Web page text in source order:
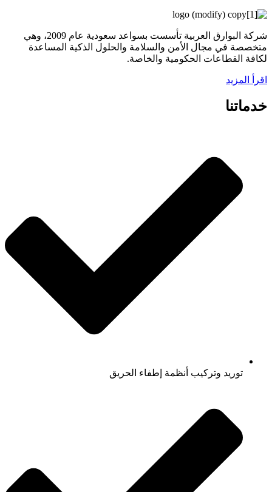
شركة البوارق العربية تأسست بسواعد سعودية عام 2009، وهي
متخصصة في مجال الأمن والسلامة والحلول الذكية المساعدة
لكافة القطاعات الحكومية والخاصة.
اقرأ المزيد
خدماتنا
توريد وتركيب أنظمة إطفاء الحريق